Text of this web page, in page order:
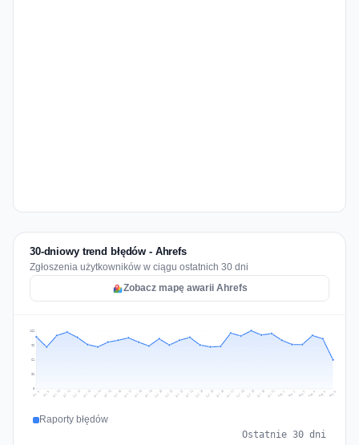
30-dniowy trend błędów - Ahrefs
Zgłoszenia użytkowników w ciągu ostatnich 30 dni
Zobacz mapę awarii Ahrefs
31
61
92
122
Jul 8 Jul 9 Jul 10 Jul 11 Jul 12 Jul 13 Jul 14 Jul 15 Jul 16 Jul 17 Jul 18 Jul 19 Jul 20 Jul 21 Jul 22 Jul 23 Jul 24 Jul 25 Jul 26 Jul 27 Jul 28 Jul 29 Jul 30 Jul 31 Aug 1 Aug 2 Aug 3 Aug 4 Aug 5 Aug 6
Raporty błędów
Ostatnie 30 dni